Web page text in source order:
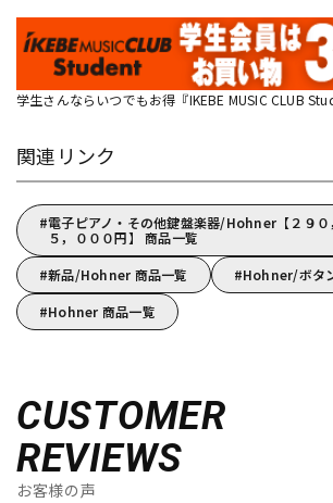
学生さんならいつでもお得『IKEBE MUSIC CLUB
関連リンク
電子ピアノ・その他鍵盤楽器/Hohner【２９０
５，０００円】 商品一覧
新品/Hohner 商品一覧
Hohner/ボタ
Hohner 商品一覧
CUSTOMER
REVIEWS
お客様の声